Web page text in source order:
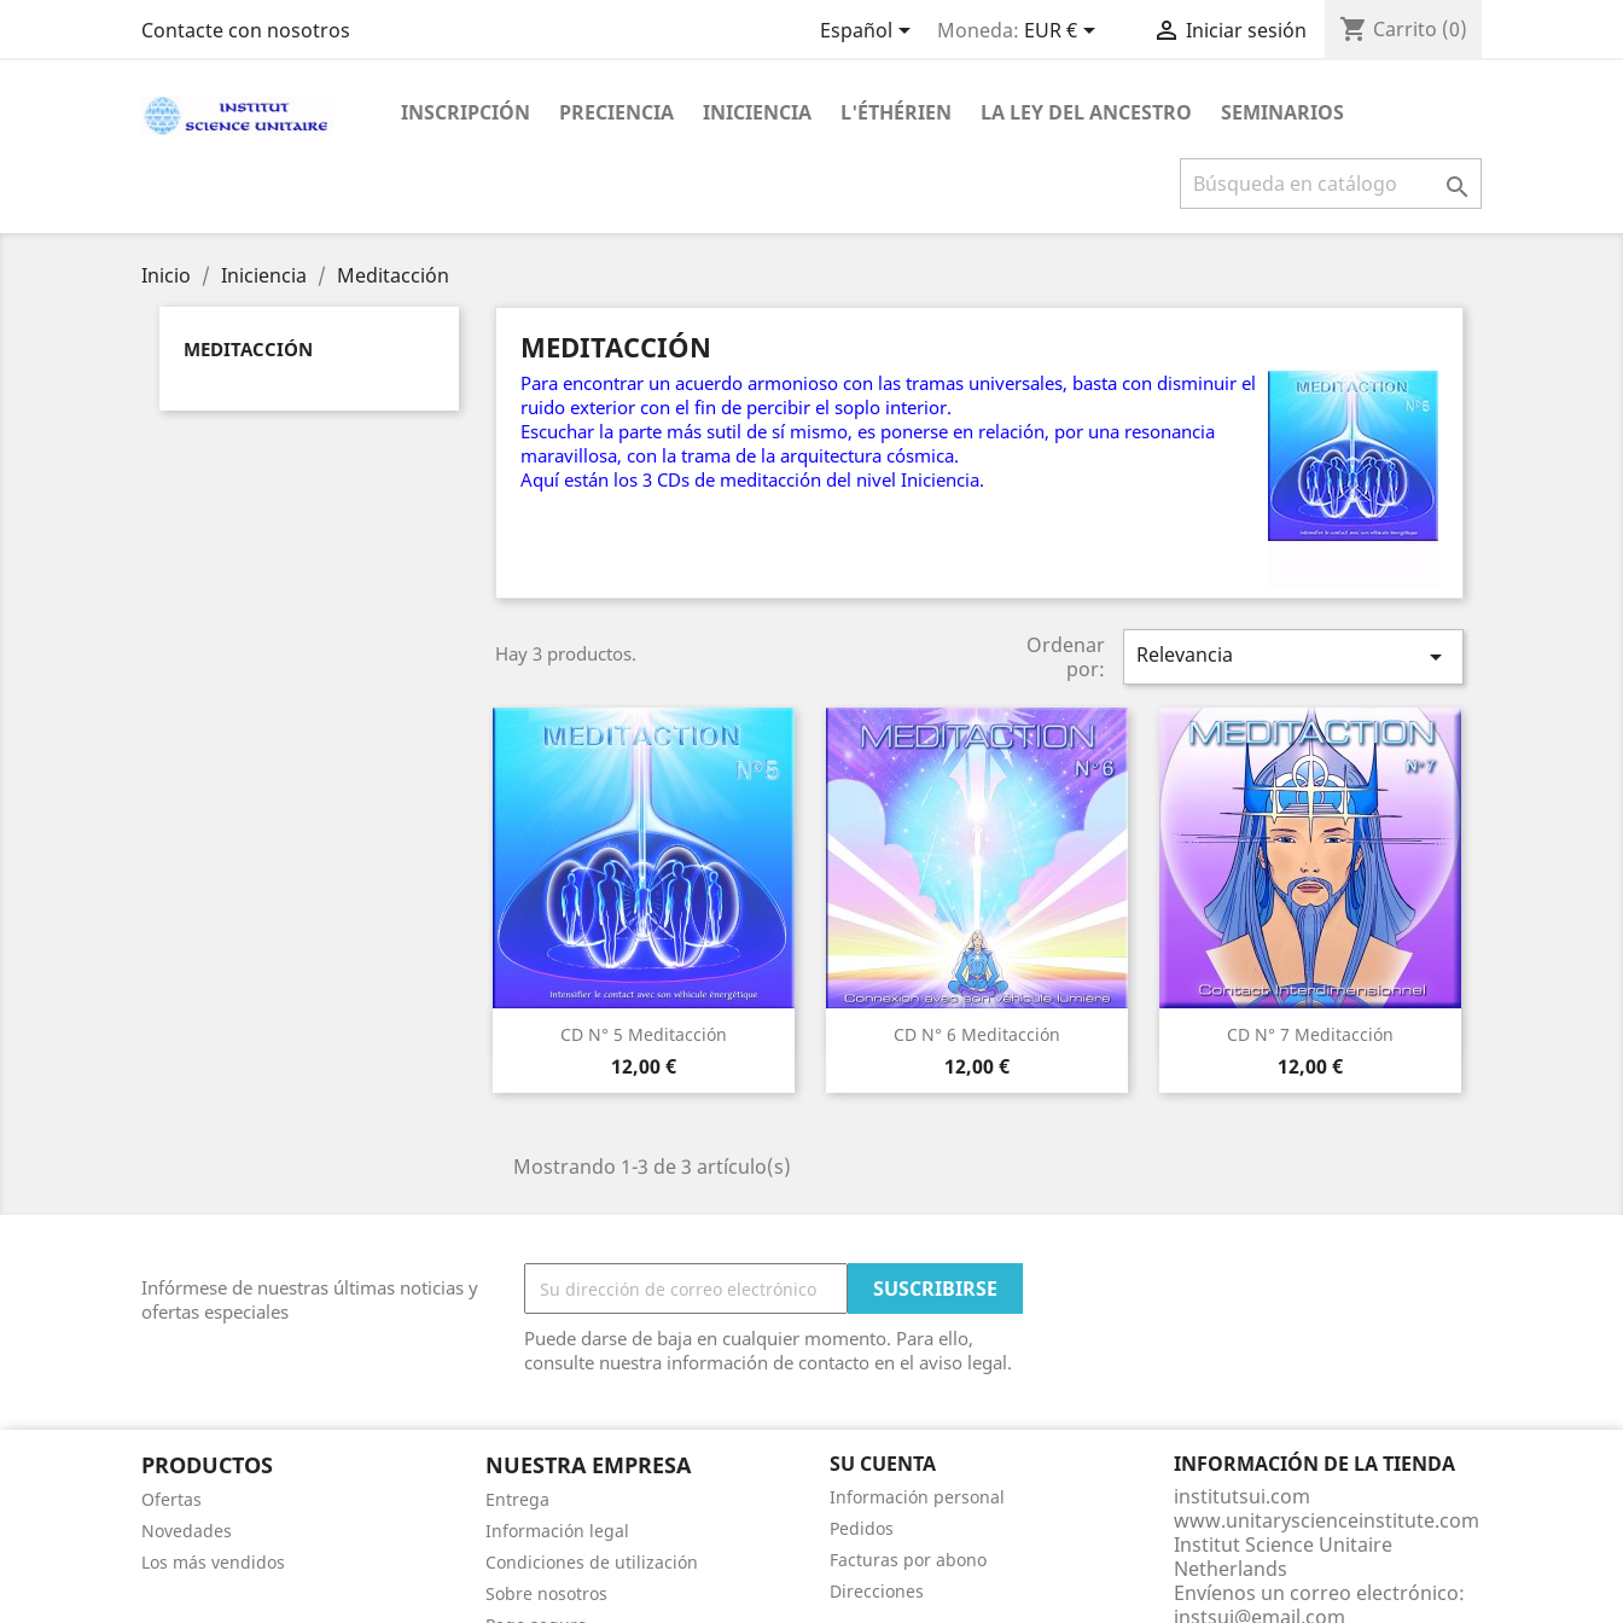
Contacte con nosotros Español Moneda: EUR €  Iniciar sesión shopping_cart Carrito (0)
INSCRIPCIÓN PRECIENCIA INICIENCIA L'ÉTHÉRIEN LA LEY DEL ANCESTRO SEMINARIOS

Inicio Iniciencia Meditacción
MEDITACCIÓN MEDITACCIÓN
Para encontrar un acuerdo armonioso con las tramas universales, basta con disminuir el
ruido exterior con el fin de percibir el soplo interior.
Escuchar la parte más sutil de sí mismo, es ponerse en relación, por una resonancia
maravillosa, con la trama de la arquitectura cósmica.
Aquí están los 3 CDs de meditacción del nivel Iniciencia.
Hay 3 productos.
Ordenar
por:
Relevancia 
CD N° 5 Meditacción
Precio
12,00 €
Vista rápida CD N° 6 Meditacción
Precio
12,00 €
Vista rápida CD N° 7 Meditacción
Precio
12,00 €
Vista rápida
Mostrando 1-3 de 3 artículo(s)
Infórmese de nuestras últimas noticias y
ofertas especiales
Puede darse de baja en cualquier momento. Para ello,
consulte nuestra información de contacto en el aviso legal.
PRODUCTOS
Ofertas
Novedades
Los más vendidos
NUESTRA EMPRESA
Entrega
Información legal
Condiciones de utilización
Sobre nosotros
SU CUENTA
Información personal
Pedidos
Facturas por abono
Direcciones
INFORMACIÓN DE LA TIENDA
institutsui.com
www.unitaryscienceinstitute.com
Institut Science Unitaire
Netherlands
Envíenos un correo electrónico:
instsui@email.com